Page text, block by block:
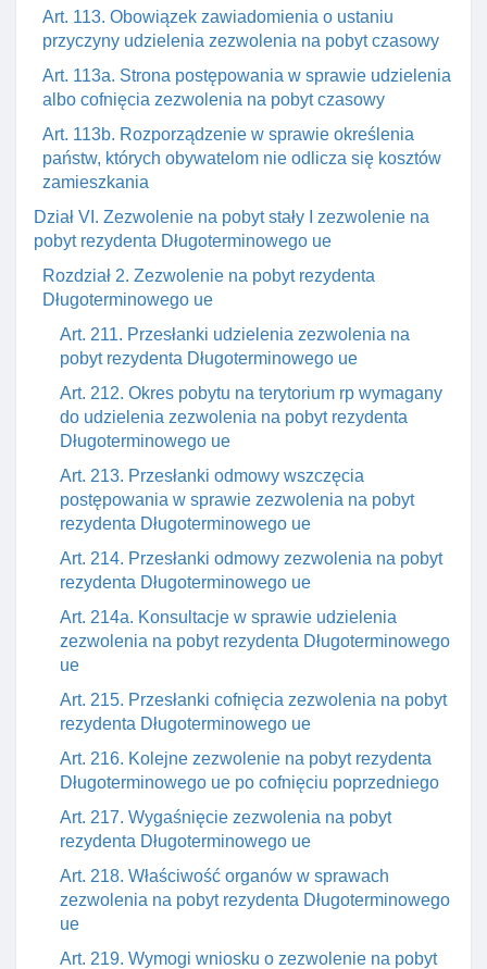
Art. 113. Obowiązek zawiadomienia o ustaniu
przyczyny udzielenia zezwolenia na pobyt czasowy
Art. 113a. Strona postępowania w sprawie udzielenia
albo cofnięcia zezwolenia na pobyt czasowy
Art. 113b. Rozporządzenie w sprawie określenia
państw, których obywatelom nie odlicza się kosztów
zamieszkania
Dział VI. Zezwolenie na pobyt stały I zezwolenie na
pobyt rezydenta Długoterminowego ue
Rozdział 2. Zezwolenie na pobyt rezydenta
Długoterminowego ue
Art. 211. Przesłanki udzielenia zezwolenia na
pobyt rezydenta Długoterminowego ue
Art. 212. Okres pobytu na terytorium rp wymagany
do udzielenia zezwolenia na pobyt rezydenta
Długoterminowego ue
Art. 213. Przesłanki odmowy wszczęcia
postępowania w sprawie zezwolenia na pobyt
rezydenta Długoterminowego ue
Art. 214. Przesłanki odmowy zezwolenia na pobyt
rezydenta Długoterminowego ue
Art. 214a. Konsultacje w sprawie udzielenia
zezwolenia na pobyt rezydenta Długoterminowego
ue
Art. 215. Przesłanki cofnięcia zezwolenia na pobyt
rezydenta Długoterminowego ue
Art. 216. Kolejne zezwolenie na pobyt rezydenta
Długoterminowego ue po cofnięciu poprzedniego
Art. 217. Wygaśnięcie zezwolenia na pobyt
rezydenta Długoterminowego ue
Art. 218. Właściwość organów w sprawach
zezwolenia na pobyt rezydenta Długoterminowego
ue
Art. 219. Wymogi wniosku o zezwolenie na pobyt